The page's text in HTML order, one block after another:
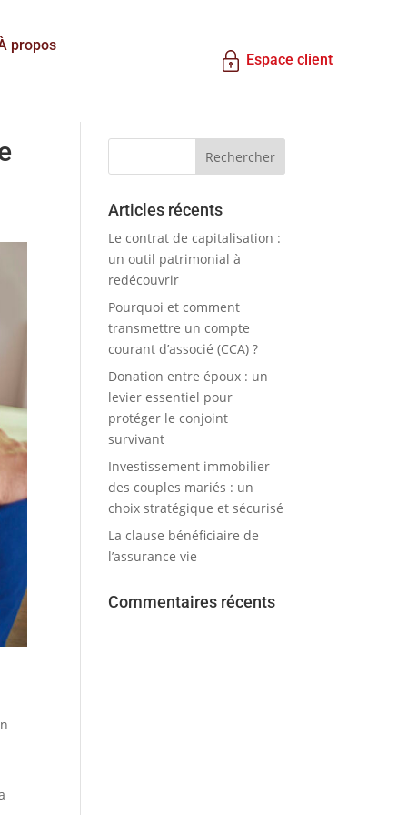
propos
Espace client
Articles récents
Le contrat de capitalisation :
un outil patrimonial à
redécouvrir
Pourquoi et comment
transmettre un compte
courant d’associé (CCA) ?
Donation entre époux : un
levier essentiel pour
protéger le conjoint
survivant
Investissement immobilier
des couples mariés : un
choix stratégique et sécurisé
La clause bénéficiaire de
l’assurance vie
Commentaires récents